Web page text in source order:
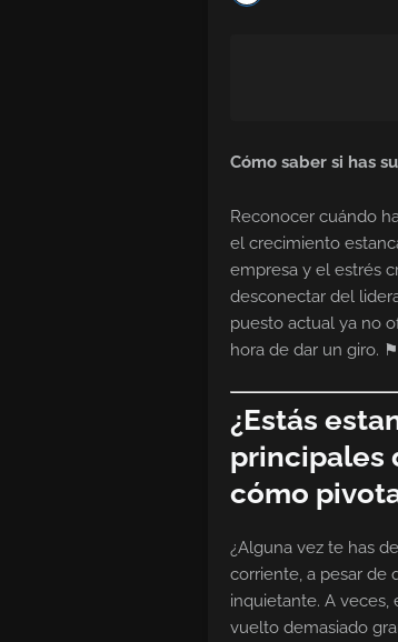
Cómo saber si has
Reconocer cuándo
el crecimiento
empresa y el estrés
desconectar del
puesto actual ya no
hora de dar un giro.
¿Estás
principales
cómo
¿Alguna vez te has
corriente, a pesar de
inquietante. A
vuelto demasiado